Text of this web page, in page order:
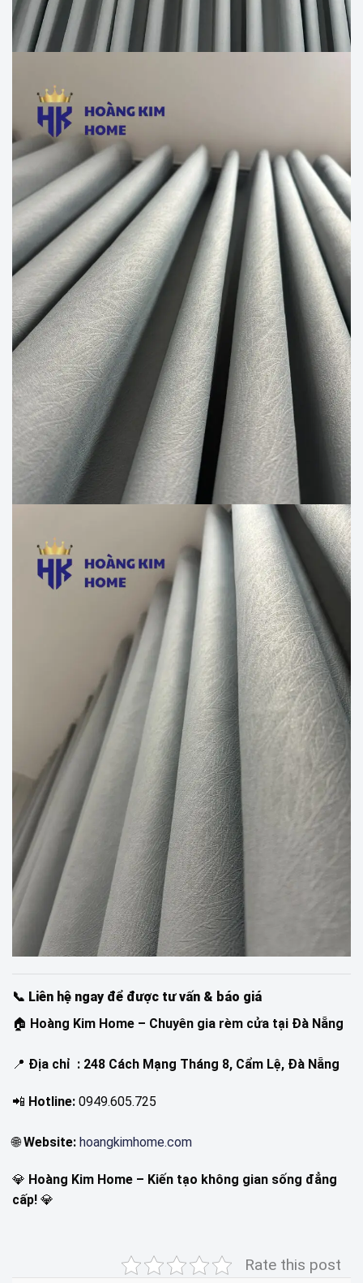
📞 Liên hệ ngay để được tư vấn & báo giá
🏠 Hoàng Kim Home – Chuyên gia rèm cửa tại Đà Nẵng
📍 Địa chỉ : 248 Cách Mạng Tháng 8, Cẩm Lệ, Đà Nẵng
📲 Hotline: 0949.605.725
🌐Website: hoangkimhome.com
💎 Hoàng Kim Home – Kiến tạo không gian sống đẳng
cấp! 💎
Rate this post